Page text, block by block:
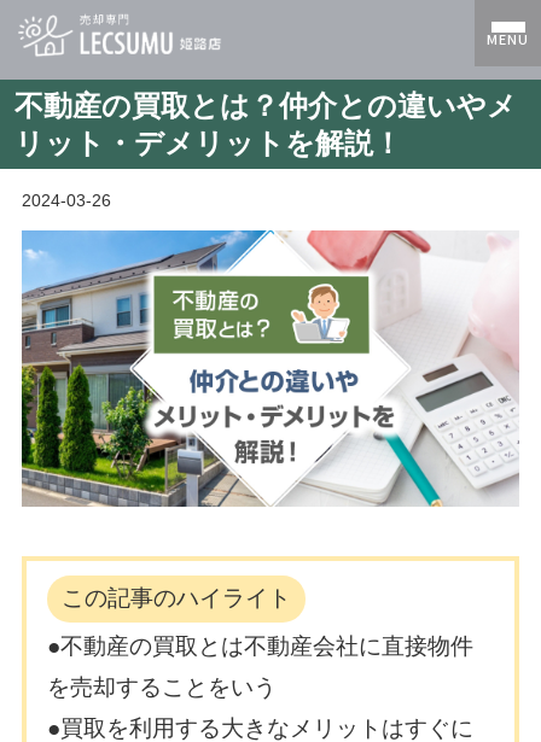
MENU
不動産の買取とは？仲介との違いやメ
リット・デメリットを解説！
2024-03-26
この記事のハイライト
●不動産の買取とは不動産会社に直接物件
を売却することをいう
●買取を利用する大きなメリットはすぐに